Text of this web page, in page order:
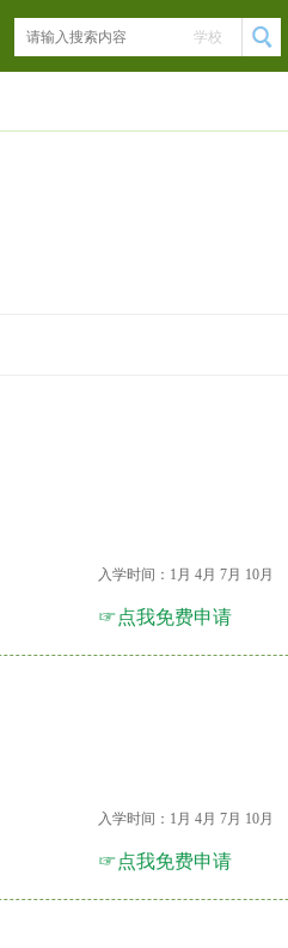
学校
入学时间：1月 4月 7月 10月
☞点我免费申请
入学时间：1月 4月 7月 10月
☞点我免费申请